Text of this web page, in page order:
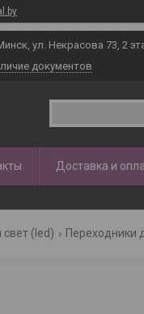
ул. Некрасова 73, 2
документов
Доставка и
(led) Переходники